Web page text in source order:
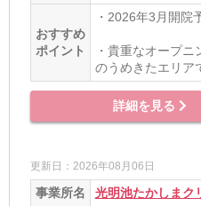
おすすめ
ポイント
・2026年3月開院
・貴重なオープ
のうめきたエリア
詳細を見る
更新日：2026年08月06日
事業所名 光明池たかしまク